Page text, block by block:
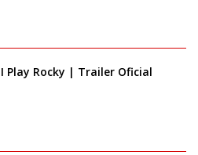
I Play Rocky | Trailer Oficial